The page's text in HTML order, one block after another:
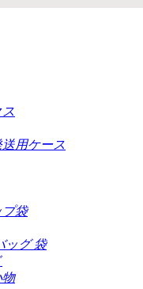
用ケース
プ袋
ッグ 袋
物